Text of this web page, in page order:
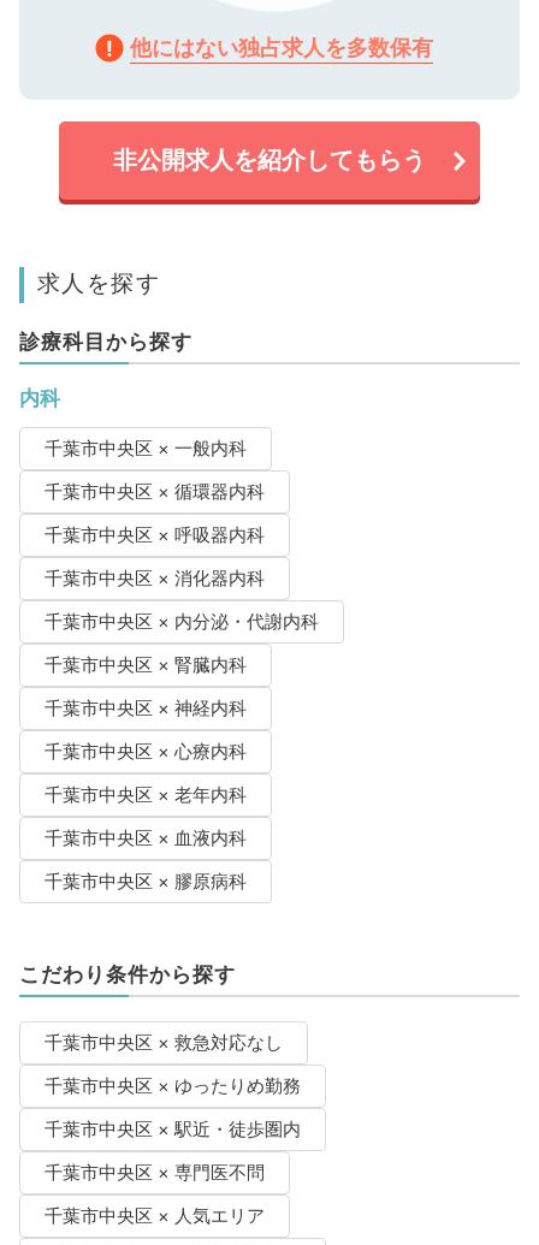
他にはない独占求人を多数保有
非公開求人を紹介してもらう
求人を探す
診療科目から探す
内科
千葉市中央区 × 一般内科
千葉市中央区 × 循環器内科
千葉市中央区 × 呼吸器内科
千葉市中央区 × 消化器内科
千葉市中央区 × 内分泌・代謝内科
千葉市中央区 × 腎臓内科
千葉市中央区 × 神経内科
千葉市中央区 × 心療内科
千葉市中央区 × 老年内科
千葉市中央区 × 血液内科
千葉市中央区 × 膠原病科
こだわり条件から探す
千葉市中央区 × 救急対応なし
千葉市中央区 × ゆったりめ勤務
千葉市中央区 × 駅近・徒歩圏内
千葉市中央区 × 専門医不問
千葉市中央区 × 人気エリア